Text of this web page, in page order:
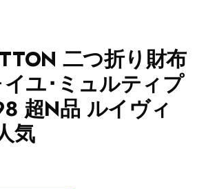
二つ折り財布
ユ･ミュルティプ
超N品 ルイヴィ
気